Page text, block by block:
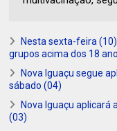
Nesta sexta-feira
grupos acima dos 18
Nova Iguaçu segue
sábado (04)
Nova Iguaçu aplicará
(03)